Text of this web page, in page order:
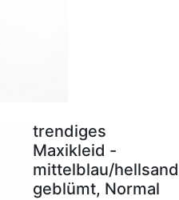
trendiges
Maxikleid -
mittelblau/hellsand
geblümt, Normal